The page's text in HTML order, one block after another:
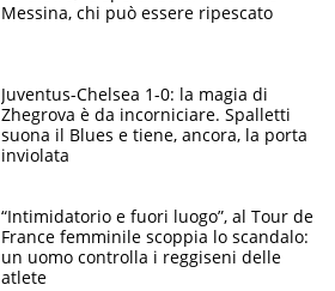
Messina, chi può essere ripescato
Juventus-Chelsea 1-0: la magia di
Zhegrova è da incorniciare. Spalletti
suona il Blues e tiene, ancora, la porta
inviolata
“Intimidatorio e fuori luogo”, al Tour de
France femminile scoppia lo scandalo:
un uomo controlla i reggiseni delle
atlete